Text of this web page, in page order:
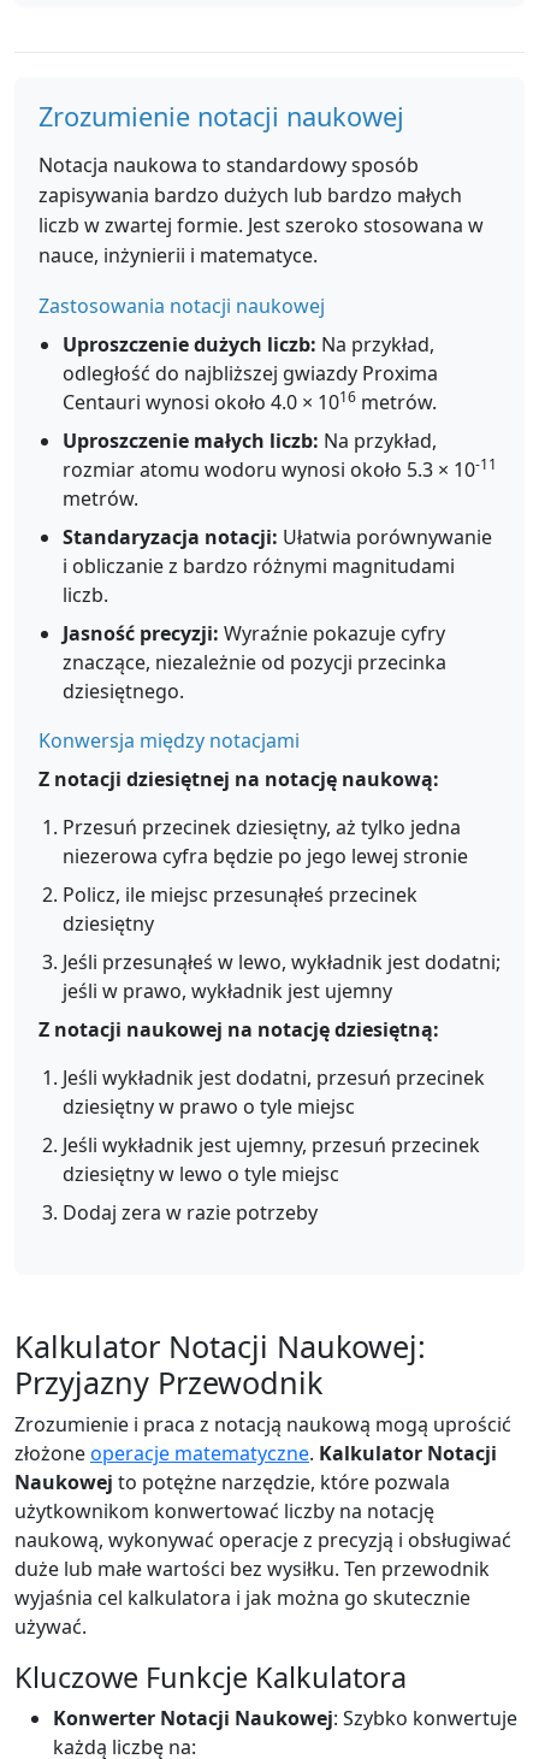
Zrozumienie notacji naukowej
Notacja naukowa to standardowy sposób
zapisywania bardzo dużych lub bardzo małych
liczb w zwartej formie. Jest szeroko stosowana w
nauce, inżynierii i matematyce.
Zastosowania notacji naukowej
Uproszczenie dużych liczb: Na przykład,
odległość do najbliższej gwiazdy Proxima
Centauri wynosi około 4.0 × 1016 metrów.
Uproszczenie małych liczb: Na przykład,
rozmiar atomu wodoru wynosi około 5.3 × 10-11
metrów.
Standaryzacja notacji: Ułatwia porównywanie
i obliczanie z bardzo różnymi magnitudami
liczb.
Jasność precyzji: Wyraźnie pokazuje cyfry
znaczące, niezależnie od pozycji przecinka
dziesiętnego.
Konwersja między notacjami
Z notacji dziesiętnej na notację naukową:
Przesuń przecinek dziesiętny, aż tylko jedna
niezerowa cyfra będzie po jego lewej stronie
Policz, ile miejsc przesunąłeś przecinek
dziesiętny
Jeśli przesunąłeś w lewo, wykładnik jest dodatni;
jeśli w prawo, wykładnik jest ujemny
Z notacji naukowej na notację dziesiętną:
Jeśli wykładnik jest dodatni, przesuń przecinek
dziesiętny w prawo o tyle miejsc
Jeśli wykładnik jest ujemny, przesuń przecinek
dziesiętny w lewo o tyle miejsc
Dodaj zera w razie potrzeby
Kalkulator Notacji Naukowej:
Przyjazny Przewodnik
Zrozumienie i praca z notacją naukową mogą uprościć
złożoneoperacje matematyczne. Kalkulator Notacji
Naukowej to potężne narzędzie, które pozwala
użytkownikom konwertować liczby na notację
naukową, wykonywać operacje z precyzją i obsługiwać
duże lub małe wartości bez wysiłku. Ten przewodnik
wyjaśnia cel kalkulatora i jak można go skutecznie
używać.
Kluczowe Funkcje Kalkulatora
Konwerter Notacji Naukowej: Szybko konwertuje
każdą liczbę na: